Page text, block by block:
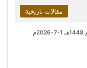
مقالات تاريخية